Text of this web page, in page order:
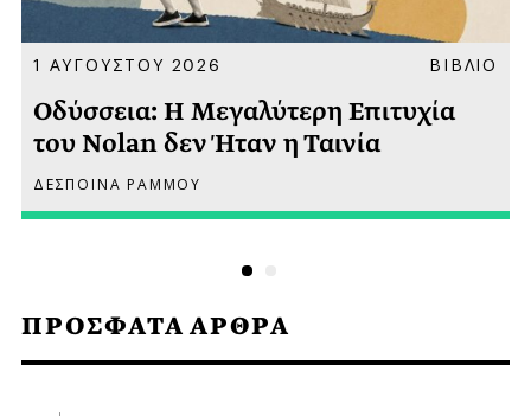
ΠΡΟΣΦΑΤΑ ΑΡΘΡΑ
1 ΑΥΓΟΥΣΤΟΥ 2026 ΒΙΒΛΙΟ
Οδύσσεια: Η Μεγαλύτερη Επιτυχία
του Nolan δεν Ήταν η Ταινία
ΔΕΣΠΟΙΝΑ ΡΑΜΜΟΥ